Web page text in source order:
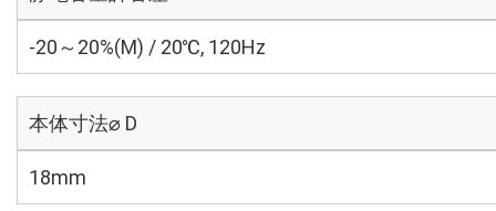
-20～20%(M) / 20℃, 120Hz
本体寸法⌀ D
18mm